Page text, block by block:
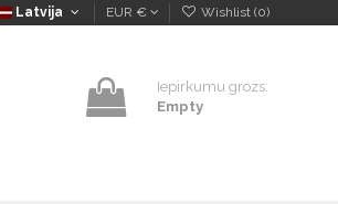
Latvija EUR € Wishlist (0)
Iepirkumu grozs:
Empty